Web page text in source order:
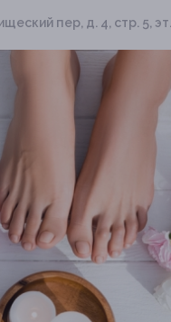
пер, д. 4, стр. 5,